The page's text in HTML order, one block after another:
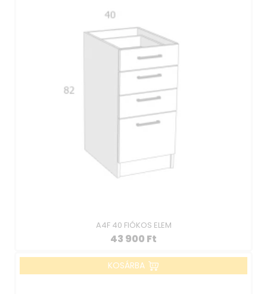
A4F 40 FIÓKOS ELEM
43 900 Ft
KOSÁRBA